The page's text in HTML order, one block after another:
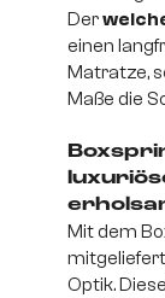
Der
einen
Matratze,
Maße die
Mit dem
Optik.